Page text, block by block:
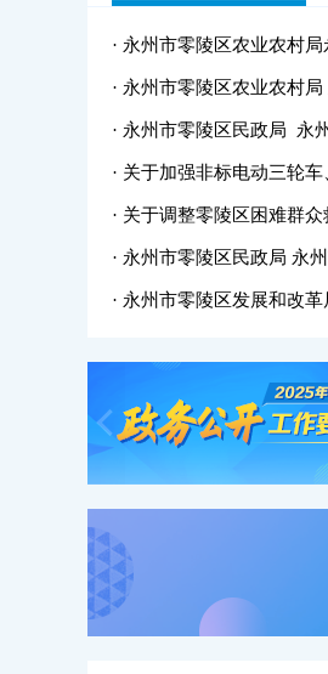
· 永州市零陵区农业农村
· 永州市零陵区农业农村
· 永州市零陵区民政局 永
· 关于加强非标电动三轮
· 关于调整零陵区困难群
· 永州市零陵区民政局 永
· 永州市零陵区发展和改